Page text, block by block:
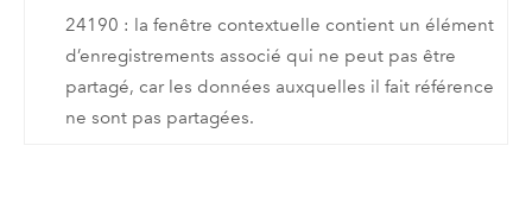
24190 : la fenêtre contextuelle contient un élément
d’enregistrements associé qui ne peut pas être
partagé, car les données auxquelles il fait référence
ne sont pas partagées.